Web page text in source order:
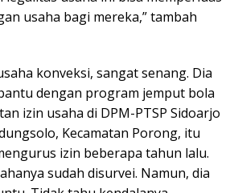
usaha bagi mereka,” tambah
konveksi, sangat senang. Dia
dengan program jemput bola
izin usaha di DPM-PTSP Sidoarjo
Kecamatan Porong, itu
izin beberapa tahun lalu.
sudah disurvei. Namun, dia